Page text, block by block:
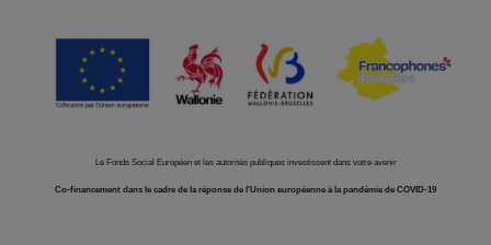
Le Fonds Social Européen et les autorités publiques investissent dans votre avenir
Co-financement dans le cadre de la réponse de l'Union européenne à la pandémie de COVID-19